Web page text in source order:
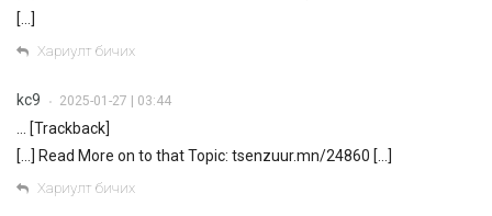
[…]
Хариулт бичих
kc9 • 2025-01-27 | 03:44
… [Trackback]
[…] Read More on to that Topic: tsenzuur.mn/24860 […]
Хариулт бичих